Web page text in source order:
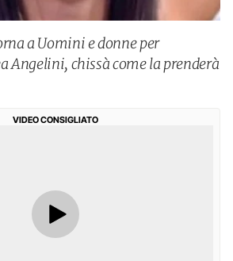
a Uomini e donne per
Angelini, chissà come la prenderà
VIDEO CONSIGLIATO